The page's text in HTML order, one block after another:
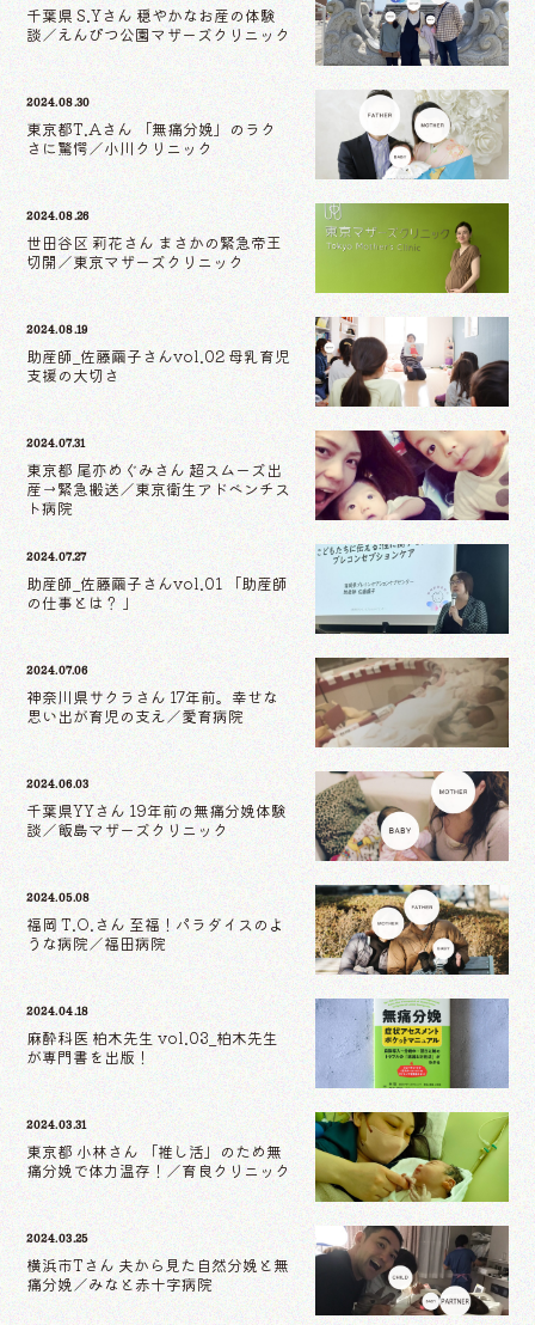
千葉県 S.Yさん 穏やかなお産の体験
談／えんぴつ公園マザーズクリニック
2024.08.30
東京都T.Aさん 「無痛分娩」のラク
さに驚愕／小川クリニック
2024.08.26
世田谷区 莉花さん まさかの緊急帝王
切開／東京マザーズクリニック
2024.08.19
助産師_佐藤繭子さんvol.02 母乳育児
支援の大切さ
2024.07.31
東京都 尾亦めぐみさん 超スムーズ出
産→緊急搬送／東京衛生アドベンチス
ト病院
2024.07.27
助産師_佐藤繭子さんvol.01 「助産師
の仕事とは？ 」
2024.07.06
神奈川県サクラさん 17年前。幸せな
思い出が育児の支え／愛育病院
2024.06.03
千葉県YYさん 19年前の無痛分娩体験
談／飯島マザーズクリニック
2024.05.08
福岡 T.O.さん 至福！パラダイスのよ
うな病院／福田病院
2024.04.18
麻酔科医 柏木先生 vol.03_柏木先生
が専門書を出版！
2024.03.31
東京都 小林さん 「推し活」のため無
痛分娩で体力温存！／育良クリニック
2024.03.25
横浜市Tさん 夫から見た自然分娩と無
痛分娩／みなと赤十字病院